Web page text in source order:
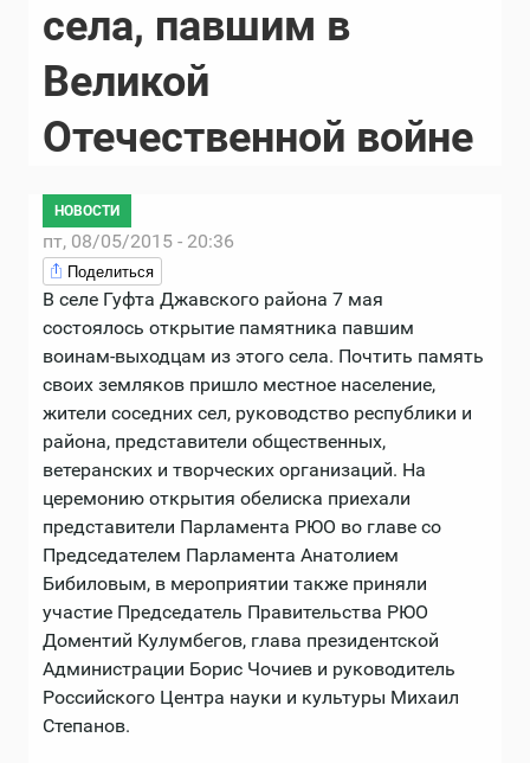
села, павшим в
Великой
Отечественной войне
НОВОСТИ
пт, 08/05/2015 - 20:36
Поделиться
В селе Гуфта Джавского района 7 мая
состоялось открытие памятника павшим
воинам-выходцам из этого села. Почтить память
своих земляков пришло местное население,
жители соседних сел, руководство республики и
района, представители общественных,
ветеранских и творческих организаций. На
церемонию открытия обелиска приехали
представители Парламента РЮО во главе со
Председателем Парламента Анатолием
Бибиловым, в мероприятии также приняли
участие Председатель Правительства РЮО
Доментий Кулумбегов, глава президентской
Администрации Борис Чочиев и руководитель
Российского Центра науки и культуры Михаил
Степанов.